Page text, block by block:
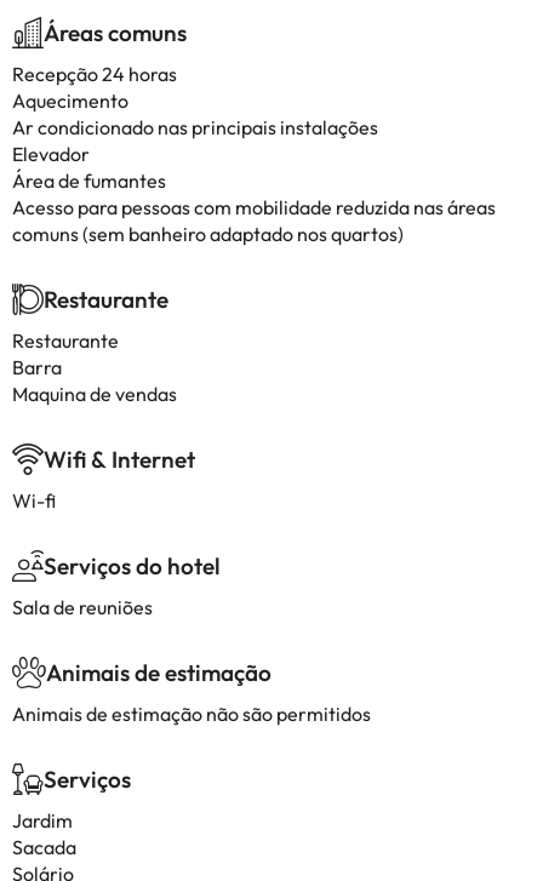
Áreas comuns
Recepção 24 horas
Aquecimento
Ar condicionado nas principais instalações
Elevador
Área de fumantes
Acesso para pessoas com mobilidade reduzida nas áreas
comuns (sem banheiro adaptado nos quartos)
Restaurante
Restaurante
Barra
Maquina de vendas
Wifi & Internet
Wi-fi
Serviços do hotel
Sala de reuniões
Animais de estimação
Animais de estimação não são permitidos
Serviços
Jardim
Sacada
Solário